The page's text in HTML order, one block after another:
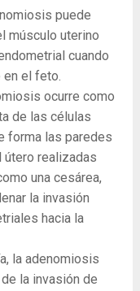
puede
músculo uterino
cuando
el feto.
ocurre como
de las células
forma las paredes
realizadas
una cesárea,
la invasión
hacia la
la adenomiosis
la invasión de